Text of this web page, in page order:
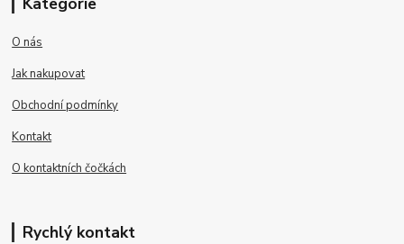
O nás
Jak nakupovat
Obchodní podmínky
Kontakt
O kontaktních čočkách
Rychlý kontakt